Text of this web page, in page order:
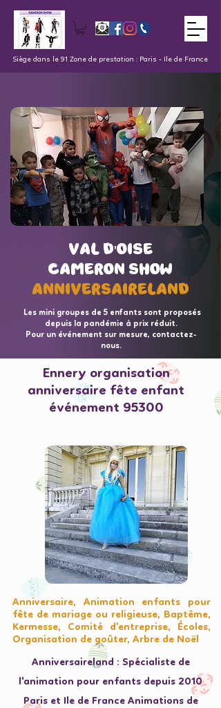
Siège dans le 91 Zone de prestation : Paris - Ile de France
val d'oise
Cameron Show
AnniversaireLand
val d'oise
Cameron Show
AnniversaireLand
Les mini groupes de 5 enfants sont proposés
depuis la pandémie à prix réduit.
Pour un événement sur mesure, contactez-
nous.
Ennery organisation
anniversaire fête enfant
événement 95300
Anniversaire, Animation enfants pour
fête de mariage ou religieuse, Baptême,
Kermesse, Comité d'entreprise, Écoles,
Organisation de goûter, Arbre de Noël
Anniversaireland : Spécialiste de
l'animation pour enfants depuis 2010
Paris et Ile de France Animations de